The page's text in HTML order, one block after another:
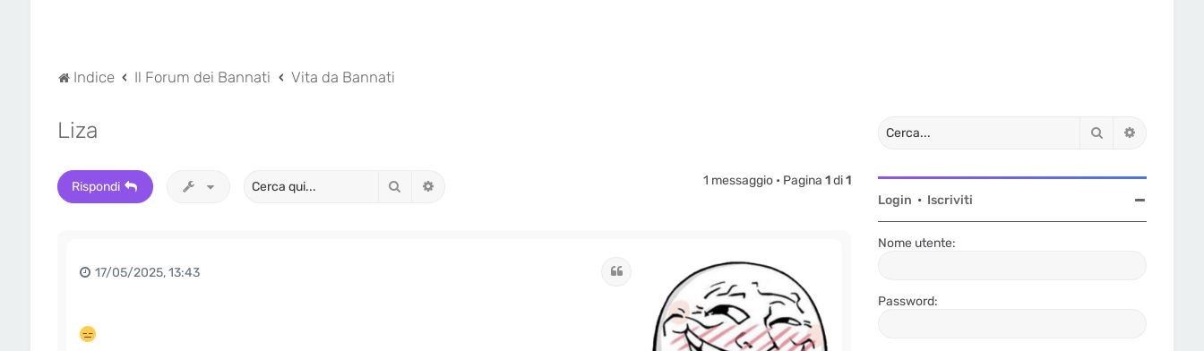
Indice Il Forum dei Bannati Vita da Bannati
Liza
Rispondi Cerca 1 messaggio • Pagina1di1
17/05/2025, 13:43
Cerca
Login • Iscriviti
Nome utente:
Password: